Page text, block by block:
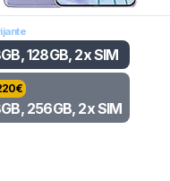
128GB, 2x SIM
€
256GB, 2x SIM